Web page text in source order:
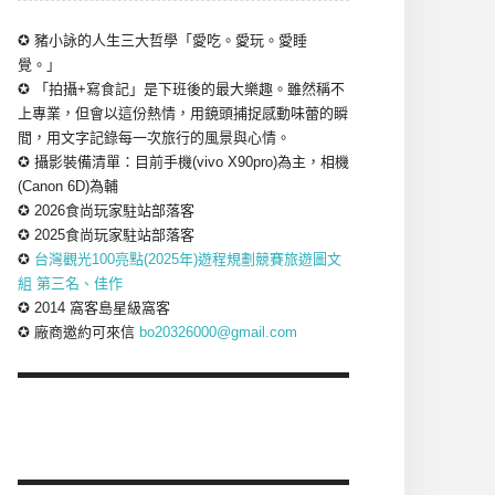
✪ 豬小詠的人生三大哲學「愛吃。愛玩。愛睡
覺。」
✪ 「拍攝+寫食記」是下班後的最大樂趣。雖然稱不
上專業，但會以這份熱情，用鏡頭捕捉感動味蕾的瞬
間，用文字記錄每一次旅行的風景與心情。
✪ 攝影裝備清單：目前手機(vivo X90pro)為主，相機
(Canon 6D)為輔
✪ 2026食尚玩家駐站部落客
✪ 2025食尚玩家駐站部落客
✪ 台灣觀光100亮點(2025年)遊程規劃競賽旅遊圖文
組 第三名、佳作
✪ 2014 窩客島星級窩客
✪ 廠商邀約可來信 bo20326000@gmail.com